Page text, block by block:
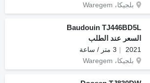
بلجيكا، Waregem
Baudouin TJ446BD5L
السعر عند الطلب
2021
3 متر / ساعة
بلجيكا، Waregem